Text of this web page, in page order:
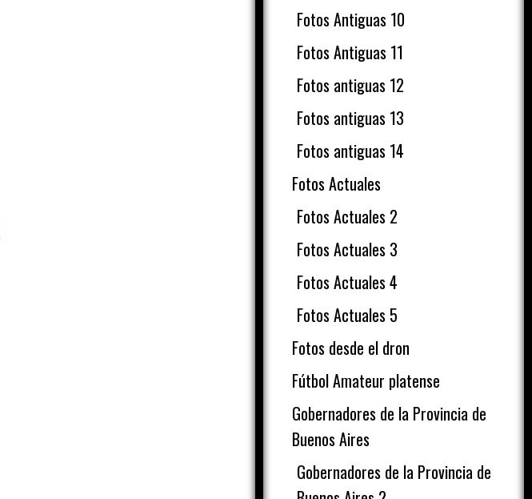
Fotos Antiguas 10
Fotos Antiguas 11
Fotos antiguas 12
Fotos antiguas 13
Fotos antiguas 14
Fotos Actuales
Fotos Actuales 2
Fotos Actuales 3
Fotos Actuales 4
Fotos Actuales 5
Fotos desde el dron
Fútbol Amateur platense
Gobernadores de la Provincia de
Buenos Aires
Gobernadores de la Provincia de